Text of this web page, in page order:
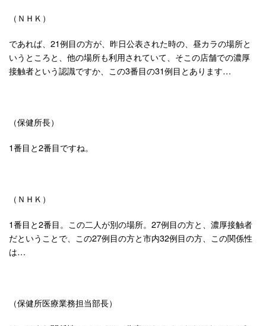
（ＮＨＫ）
であれば、21例目の方が、昨日公表された時の、昼カラの場所と
いうところと、他の場所も利用されていて、そこの店舗での濃厚
接触者という認識ですか、この3番目の31例目とあります…
（保健所長）
1番目と2番目ですね。
（ＮＨＫ）
1番目と2番目。この二人が別の場所。27例目の方と、濃厚接触者
だということで、この27例目の方と市内32例目の方、この関係性
は…
（保健所医療業務担当部長）